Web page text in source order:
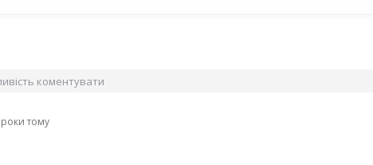
коментувати
тому